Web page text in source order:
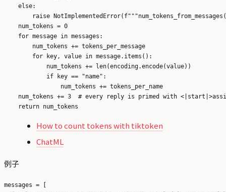
    else:
raise
    num_tokens = 0
    for message in messages:
        num_tokens += tokens_per_message
        for key, value in message.items():
            num_tokens += len(encoding.encode(value))
            if key == "name":
                num_tokens += tokens_per_name
num_tokens += 3  # every reply is primed with
How to count tokens with tiktoken
ChatML
例子
messages = [